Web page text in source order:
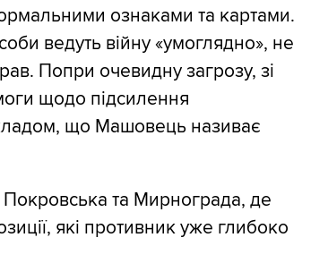
ознаками та картами.
ведуть війну «умоглядно», не
Попри очевидну загрозу, зі
щодо підсилення
що Машовець називає
та Мирнограда, де
які противник уже глибоко